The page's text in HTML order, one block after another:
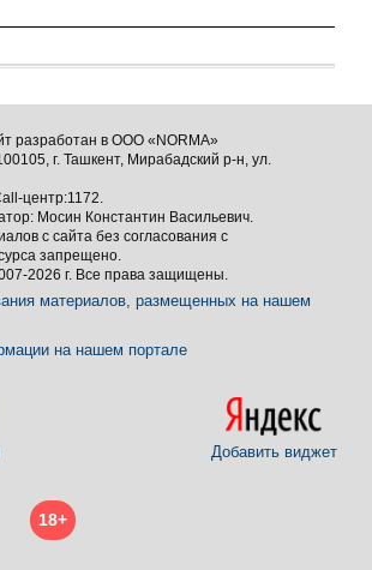
разработан в ООО «NORMA»
г. Ташкент, Мирабадский р-н, ул.
центр:1172.
Мосин Константин Васильевич.
с сайта без согласования с
запрещено.
2026 г. Все права защищены.
материалов, размещенных на нашем
на нашем портале
Добавить виджет
18+